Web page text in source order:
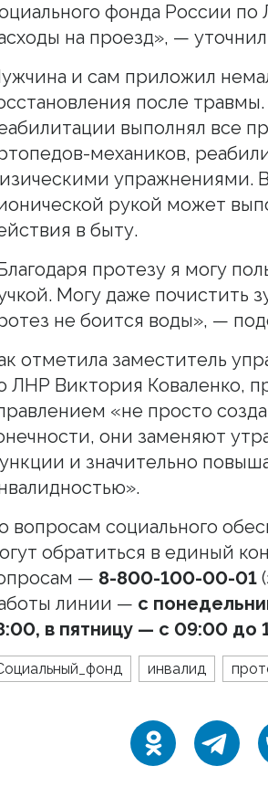
фонда России
на проезд», —
и сам приложил
после
выполнял все
механиков,
упражнениями. В
рукой может
в быту.
протезу я могу
Могу даже почистить
не боится воды», —
отметила заместитель
ЛНР Виктория Коваленко,
«не просто
они заменяют
и значительно
вопросам социального
обратиться в единый
— 8-800-100-00-01
линии — с
в пятницу — с 09:00 до
инвалид